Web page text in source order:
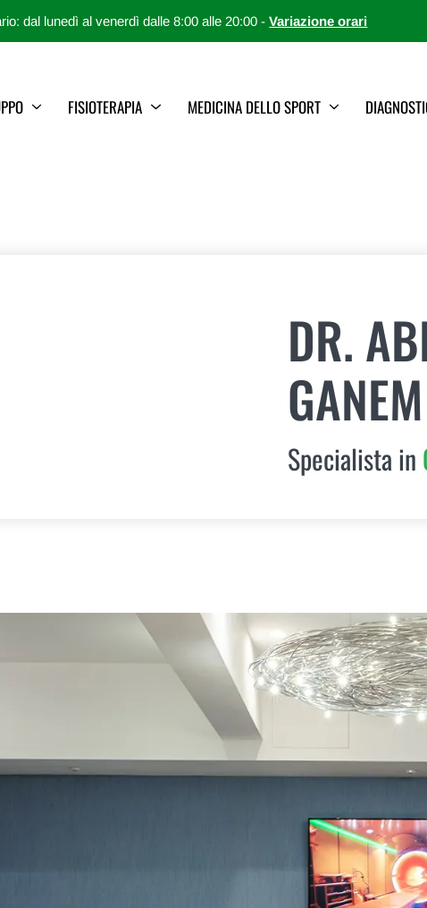
dal lunedì al venerdì dalle 8:00 alle 20:00 -Variazione orari
FISIOTERAPIA MEDICINA DELLO SPORT
DR.
GANEM
Specialista in